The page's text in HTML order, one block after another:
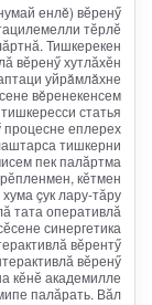
енлĕ) вӗренӳ
тӗрлӗ
Тишкерекен
вӗренӳ хутлӑхӗн
уйрăмлăхне
вĕренекенсем
статья
процесне еплерех
тишкерни
пек палӑртма
кӗтмен
çук лару-тӑру
тата оперативлӑ
синергетика
вӗрентӳ
вӗренӳ
кӗнӗ академилле
палӑрать. Вӑл